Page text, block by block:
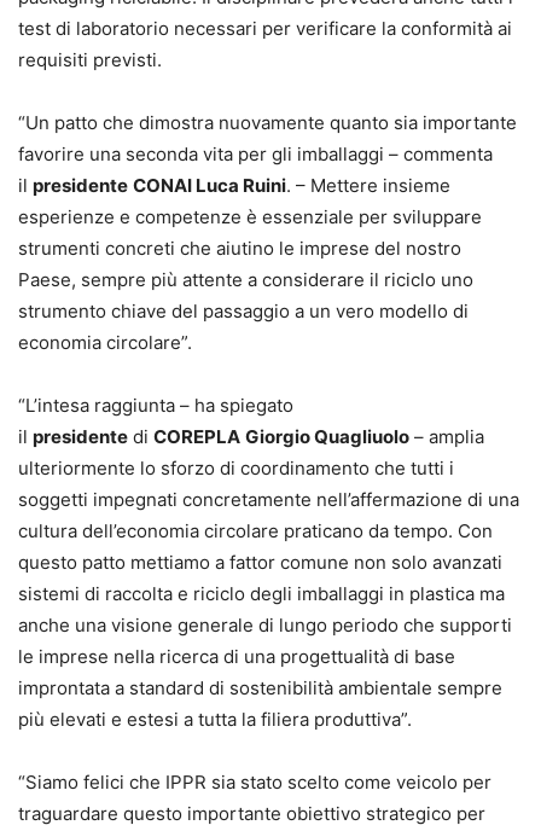
test di laboratorio necessari per verificare la conformità ai
requisiti previsti.
“Un patto che dimostra nuovamente quanto sia importante
favorire una seconda vita per gli imballaggi – commenta
il presidente CONAI Luca Ruini. – Mettere insieme
esperienze e competenze è essenziale per sviluppare
strumenti concreti che aiutino le imprese del nostro
Paese, sempre più attente a considerare il riciclo uno
strumento chiave del passaggio a un vero modello di
economia circolare”.
“L’intesa raggiunta – ha spiegato
il presidente di COREPLA Giorgio Quagliuolo – amplia
ulteriormente lo sforzo di coordinamento che tutti i
soggetti impegnati concretamente nell’affermazione di una
cultura dell’economia circolare praticano da tempo. Con
questo patto mettiamo a fattor comune non solo avanzati
sistemi di raccolta e riciclo degli imballaggi in plastica ma
anche una visione generale di lungo periodo che supporti
le imprese nella ricerca di una progettualità di base
improntata a standard di sostenibilità ambientale sempre
più elevati e estesi a tutta la filiera produttiva”.
“Siamo felici che IPPR sia stato scelto come veicolo per
traguardare questo importante obiettivo strategico per